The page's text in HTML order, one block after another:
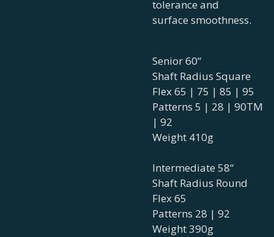
tolerance and
surface smoothness.
Senior 60“
Shaft Radius Square
Flex 65 | 75 | 85 | 95
Patterns 5 | 28 | 90TM
| 92
Weight 410g
Intermediate 58“
Shaft Radius Round
Flex 65
Patterns 28 | 92
Weight 390g